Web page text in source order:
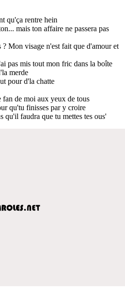
qu'ça rentre hein
mais ton affaire ne passera pas
? Mon visage n'est fait que d'amour et
pas mis tout mon fric dans la boîte
merde
pour d'la chatte
fan de moi aux yeux de tous
qu'tu finisses par y croire
qu'il faudra que tu mettes tes ous'